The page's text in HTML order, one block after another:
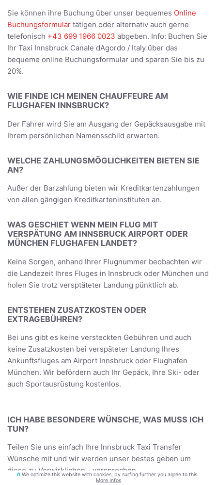
Sie können ihre Buchung über unser bequemes Online
Buchungsformular tätigen oder alternativ auch gerne
telefonisch +43 699 1966 0023 abgeben. Info: Buchen Sie
Ihr Taxi Innsbruck Canale dAgordo / Italy über das
bequeme online Buchungsformular und sparen Sie bis zu
20%.
WIE FINDE ICH MEINEN CHAUFFEURE AM
FLUGHAFEN INNSBRUCK?
Der Fahrer wird Sie am Ausgang der Gepäcksausgabe mit
Ihrem persönlichen Namensschild erwarten.
WELCHE ZAHLUNGSMÖGLICHKEITEN BIETEN SIE
AN?
Außer der Barzahlung bieten wir Kreditkartenzahlungen
von allen gängigen Kreditkarteninstituten an.
WAS GESCHIET WENN MEIN FLUG MIT
VERSPÄTUNG AM INNSBRUCK AIRPORT ODER
MÜNCHEN FLUGHAFEN LANDET?
Keine Sorgen, anhand Ihrer Flugnummer beobachten wir
die Landezeit Ihres Fluges in Innsbruck oder München und
holen Sie trotz versptäteter Landung pünktlich ab.
ENTSTEHEN ZUSATZKOSTEN ODER
EXTRAGEBÜHREN?
Bei uns gibt es keine versteckten Gebühren und auch
keine Zusatzkosten bei verspäteter Landung Ihres
Ankunftsfluges am Airport Innsbruck oder Flughafen
München. Wir befördern auch Ihr Gepäck, Ihre Ski- oder
auch Sportausrüstung kostenlos.
ICH HABE BESONDERE WÜNSCHE, WAS MUSS ICH
TUN?
Teilen Sie uns einfach Ihre Innsbruck Taxi Transfer
Wünsche mit und wir werden unser bestes geben um
diese zu Verwirklichen - versprochen.
We optimize this website with cookies, by surfing further you agree to this.
More Infos